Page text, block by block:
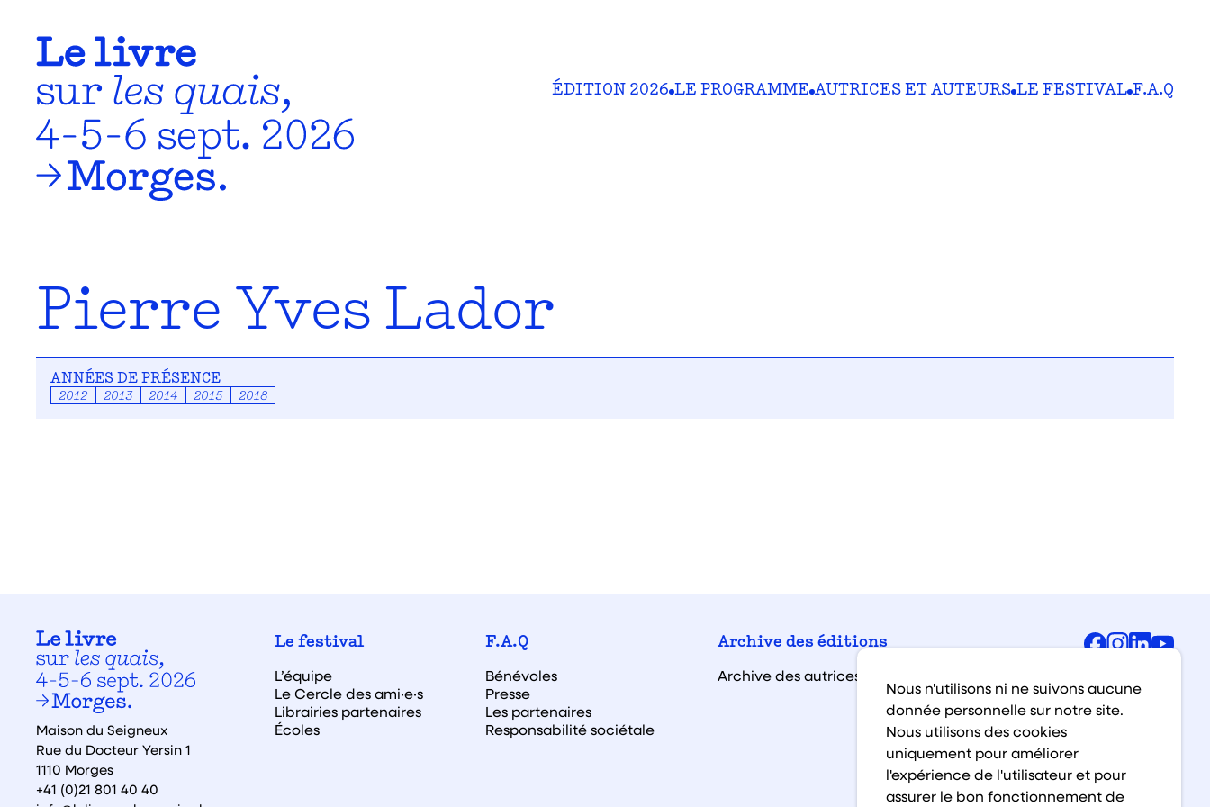
ÉDITION 2026 LE PROGRAMME AUTRICES ET AUTEURS LE FESTIVAL F.A.Q
Pierre Yves Lador
ANNÉES DE PRÉSENCE
2012 2013 2014 2015 2018
Maison du Seigneux
Rue du Docteur Yersin 1
1110 Morges
+41 (0)21 801 40 40
Le festival
L’équipe
Le Cercle des ami·e·s
Librairies partenaires
Écoles
F.A.Q
Bénévoles
Presse
Les partenaires
Responsabilité sociétale
Archive des éditions
Archive des autrices et auteurs
Facebook
Nous n'utilisons ni ne suivons aucune
donnée personnelle sur notre site.
Nous utilisons des cookies
uniquement pour améliorer
l'expérience de l'utilisateur et pour
assurer le bon fonctionnement de